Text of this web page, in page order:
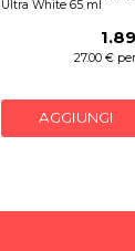
Ultra White 65 ml
27.00 €
AGGIUNGI